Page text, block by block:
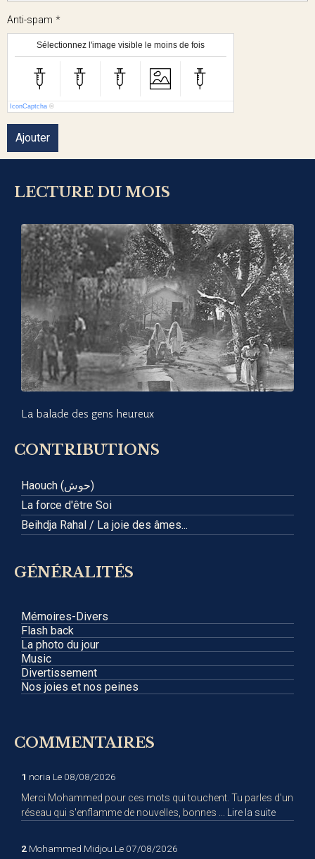
Anti-spam
Sélectionnez l'image visible le moins de fois
IconCaptcha ©
Ajouter
LECTURE DU MOIS
La balade des gens heureux
CONTRIBUTIONS
Haouch (حوش)
La force d'être Soi
Beihdja Rahal / La joie des âmes...
GÉNÉRALITÉS
Mémoires-Divers
Flash back
La photo du jour
Music
Divertissement
Nos joies et nos peines
COMMENTAIRES
1 noria Le 08/08/2026
Merci Mohammed pour ces mots qui touchent. Tu parles d'un
réseau qui s'enflamme de nouvelles, bonnes ... Lire la suite
2 Mohammed Midjou Le 07/08/2026